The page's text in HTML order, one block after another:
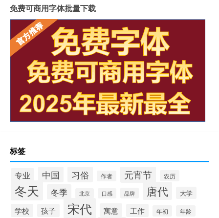
免费可商用字体批量下载
标签
专业 中国 习俗 作者 元宵节 农历
冬天 冬季 北京 口感 品牌 唐代 大学
学校 孩子 宋代 寓意 工作 年初 年龄